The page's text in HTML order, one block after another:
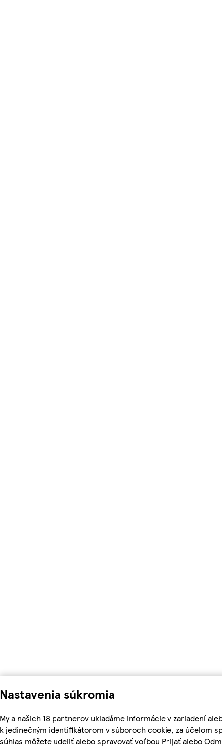
Nastavenia súkromia
My a našich 18 partnerov ukladáme informácie v zariadení
k jedinečným identifikátorom v súboroch cookie, za účelom
súhlas môžete udeliť alebo spravovať voľbou Prijať alebo